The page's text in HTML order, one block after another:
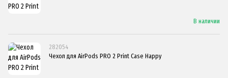
В наличии
282054
Чехол для AirPods PRO 2 Print Case Happy